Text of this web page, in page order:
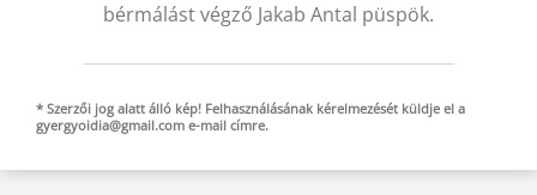
bérmálást végző Jakab Antal püspök.
* Szerzői jog alatt álló kép! Felhasználásának kérelmezését küldje el a
gyergyoidia@gmail.com e-mail címre.